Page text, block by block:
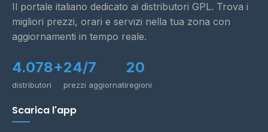
Il portale italiano dedicato ai distributori GPL. Trova i
migliori prezzi, orari e servizi nella tua zona con
aggiornamenti in tempo reale.
4.078+
distributori
24/7
prezzi aggiornati
20
regioni
Scarica l'app